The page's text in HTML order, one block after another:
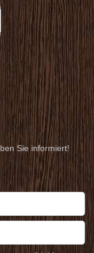
Sie informiert!